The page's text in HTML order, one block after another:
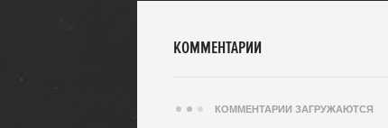
КОММЕНТАРИИ
КОММЕНТАРИИ ЗАГРУЖАЮТСЯ